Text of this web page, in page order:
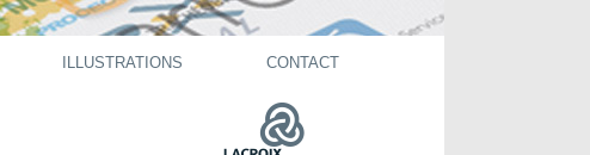
ILLUSTRATIONS CONTACT